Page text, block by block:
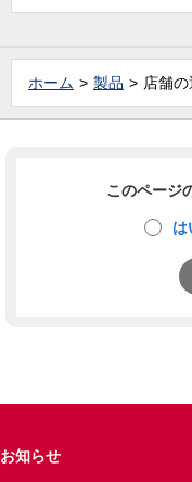
ホーム 製品 店舗
このページ
は
お知らせ